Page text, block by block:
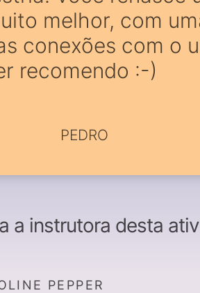
melhor, com
conexões com o
recomendo :-)
PEDRO
a instrutora desta
PEPPER